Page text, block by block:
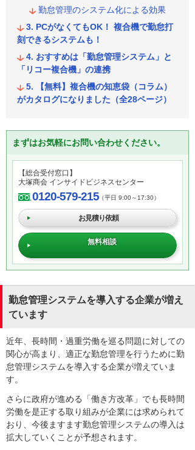
勤怠管理のシステム化による効果
PCがなくてもOK！ 複合機で勤怠打
刻できるシステムも！
おすすめは「勤怠管理システム」と
「リコー複合機」の連携
【無料】複合機の知恵袋（コラム）
がカタログになりました（全28ページ）
まずはお気軽にお問い合わせください。
【総合受付窓口】
大塚商会 インサイドビジネスセンター
0120-579-215（平日 9:00～17:30）
お見積り依頼
無料相談
勤怠管理システムを導入する企業が増え
ています
近年、長時間・過重労働を巡る問題に対しての
関心が高まり、適正な勤怠管理を行うために勤
怠管理システムを導入する企業が増えていま
す。
さらに政府が進める「働き方改革」でも長時間
労働を是正する取り組みが企業には求められて
おり、今後ますます勤怠管理システムの導入は
拡大していくことが予想されます。